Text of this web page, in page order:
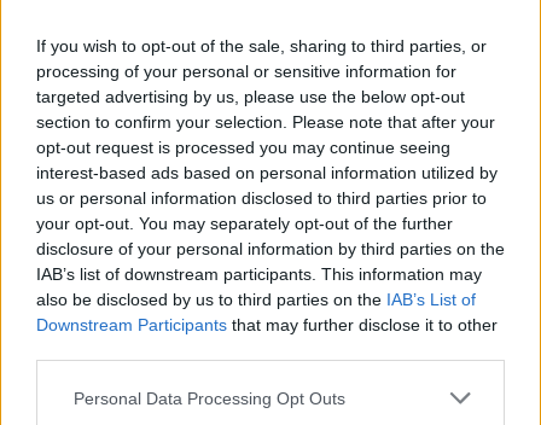
If you wish to opt-out of the sale, sharing to third parties, or
processing of your personal or sensitive information for
targeted advertising by us, please use the below opt-out
section to confirm your selection. Please note that after your
opt-out request is processed you may continue seeing
interest-based ads based on personal information utilized by
us or personal information disclosed to third parties prior to
your opt-out. You may separately opt-out of the further
disclosure of your personal information by third parties on the
IAB’s list of downstream participants. This information may
also be disclosed by us to third parties on the IAB’s List of
Downstream Participants that may further disclose it to other
Please note that this website/app uses one or more Google
Personal Data Processing Opt Outs
all’aperto. Visita la distilleria di Raasay e scopri la
sua storia affascinante mentre assaggi i prodotti
locali. E non perdere la Calum’s Road, un esempio
di determinazione che ti lascerà ispirato. 🚶‍♀️🌄
L’Isola di Skye è un luogo magico che offre
esperienze indimenticabili. Ogni angolo dell’isola
racconta storie di avventura, natura e cultura. Non
aspettare oltre, organizza il tuo viaggio e preparati
a rimanere incantato! ✨✈️